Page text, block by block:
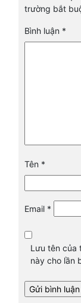
trường bắt
Bình luận *
Tên *
Email *
Lưu tên của
này cho lần